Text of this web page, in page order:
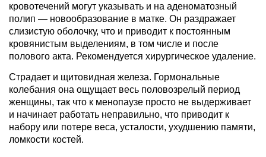
кровотечений могут указывать и на аденоматозный
полип — новообразование в матке. Он раздражает
слизистую оболочку, что и приводит к постоянным
кровянистым выделениям, в том числе и после
полового акта. Рекомендуется хирургическое удаление.
Страдает и щитовидная железа. Гормональные
колебания она ощущает весь половозрелый период
женщины, так что к менопаузе просто не выдерживает
и начинает работать неправильно, что приводит к
набору или потере веса, усталости, ухудшению памяти,
ломкости костей.